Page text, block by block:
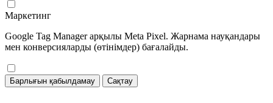
Маркетинг
Google Tag Manager арқылы Meta Pixel. Жарнама науқандары
мен конверсияларды (өтінімдер) бағалайды.
Барлығын қабылдамау Сақтау